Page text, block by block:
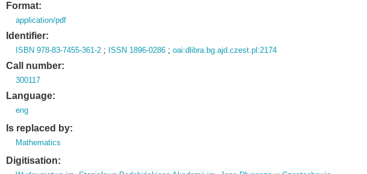
Format:
application/pdf
Identifier:
ISBN 978-83-7455-361-2 ; ISSN 1896-0286 ;oai:dlibra.bg.ajd.czest.pl:2174
Call number:
300117
Language:
eng
Is replaced by:
Mathematics
Digitisation: